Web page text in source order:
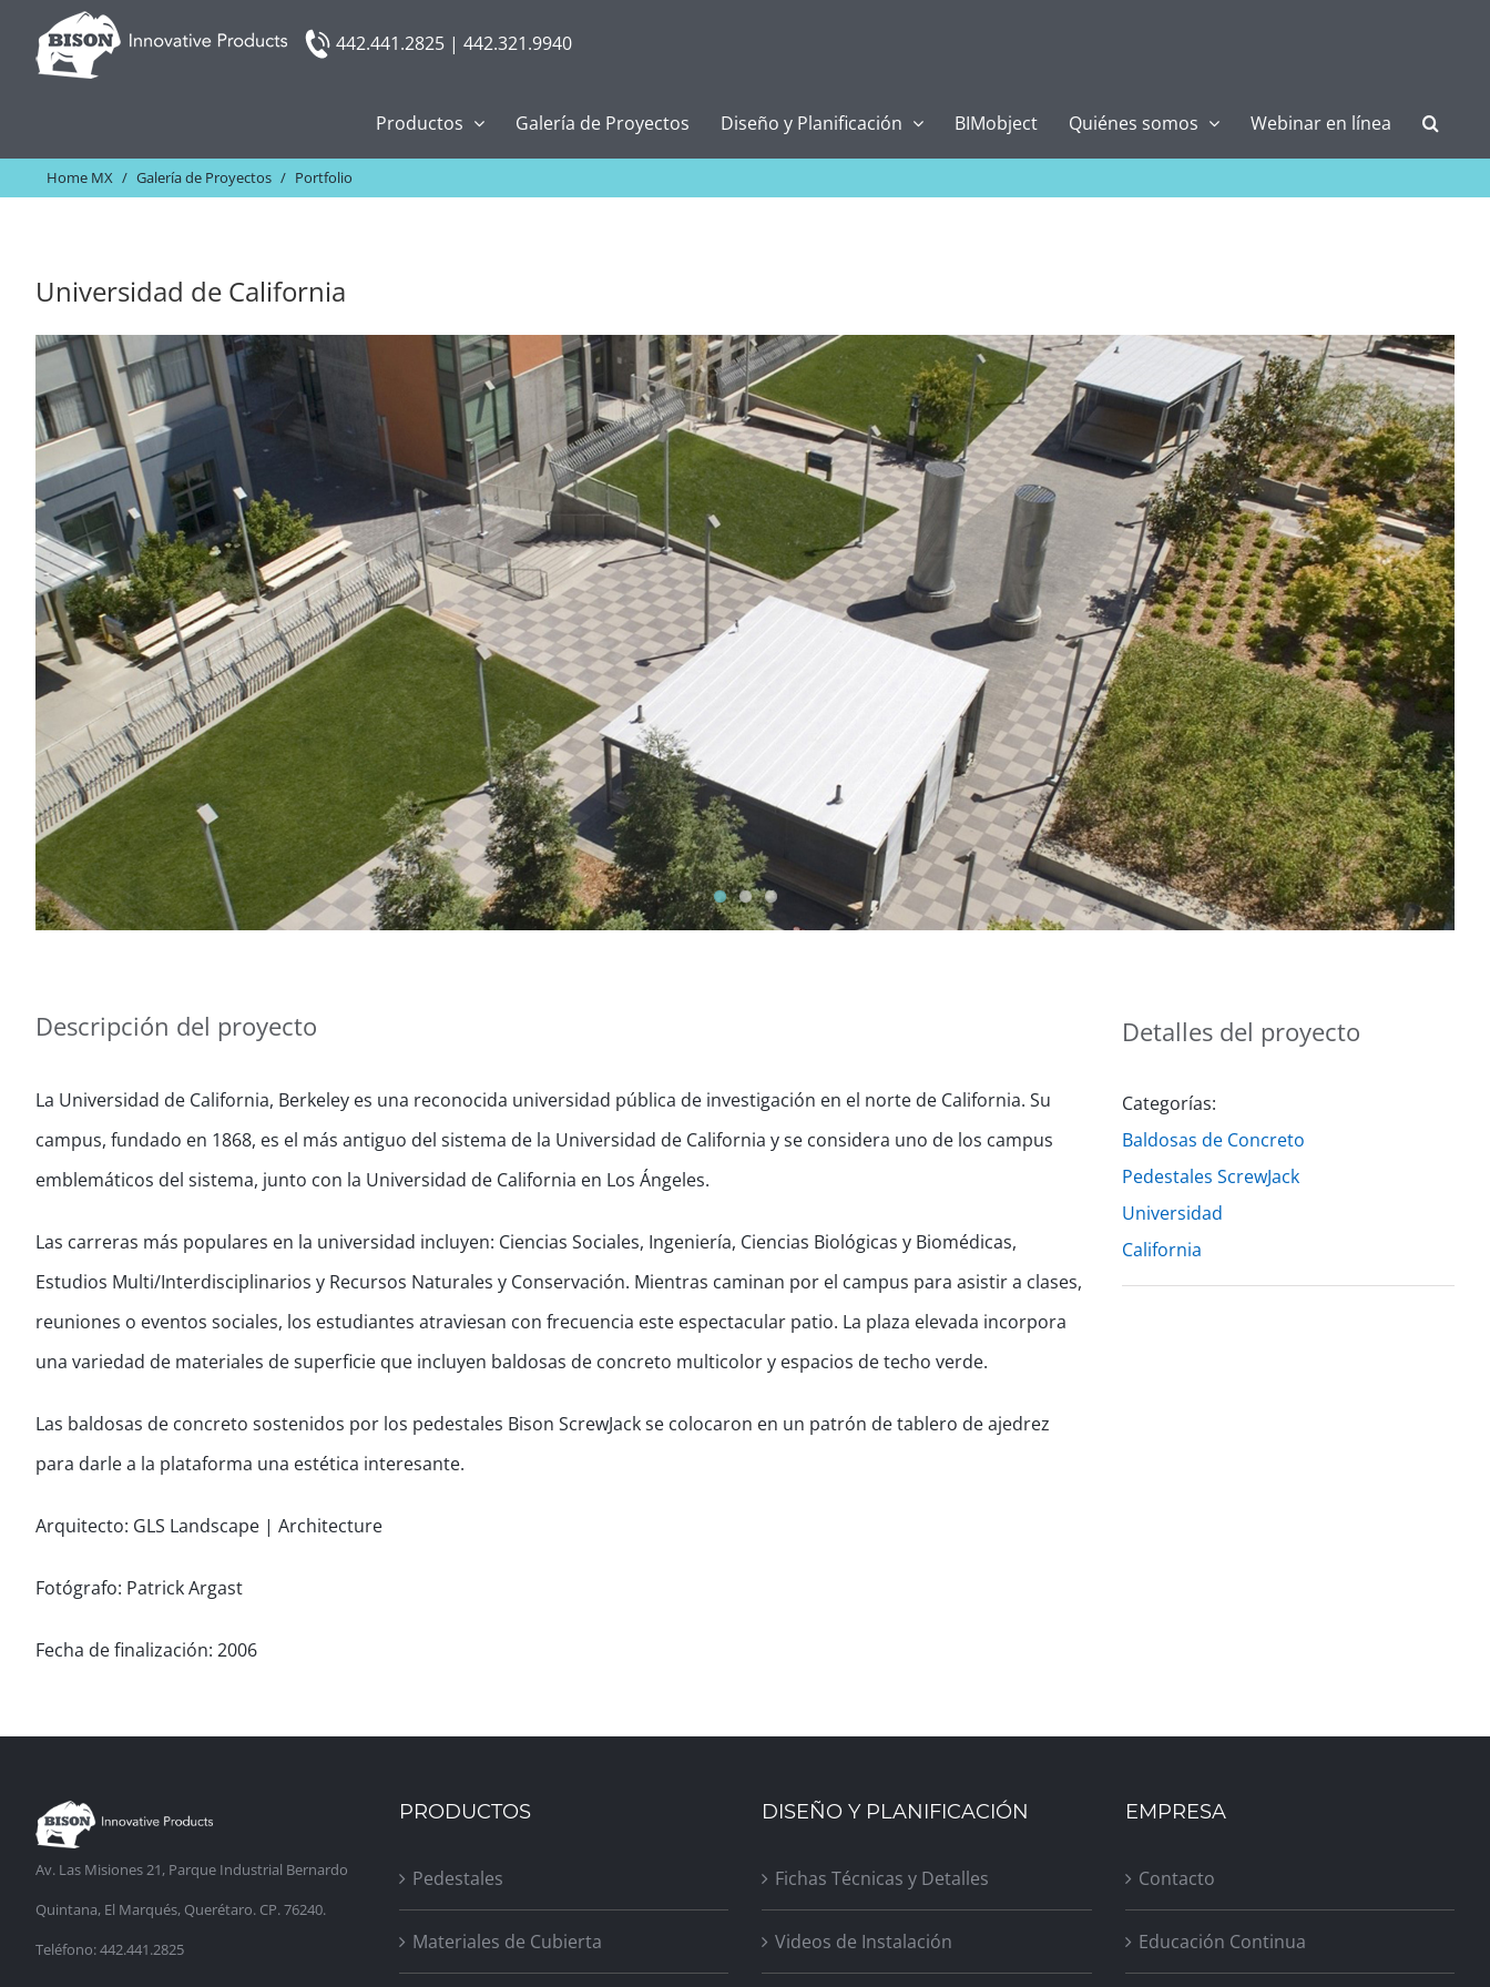
442.441.2825 | 442.321.9940
Productos Galería de Proyectos Diseño y Planificación BIMobject Quiénes somos Webinar en línea
Home MX / Galería de Proyectos / Portfolio
Universidad de California
Descripción del proyecto
La Universidad de California, Berkeley es una reconocida universidad pública de investigación en el norte de California. Su
campus, fundado en 1868, es el más antiguo del sistema de la Universidad de California y se considera uno de los campus
emblemáticos del sistema, junto con la Universidad de California en Los Ángeles.
Las carreras más populares en la universidad incluyen: Ciencias Sociales, Ingeniería, Ciencias Biológicas y Biomédicas,
Estudios Multi/Interdisciplinarios y Recursos Naturales y Conservación. Mientras caminan por el campus para asistir a clases,
reuniones o eventos sociales, los estudiantes atraviesan con frecuencia este espectacular patio. La plaza elevada incorpora
una variedad de materiales de superficie que incluyen baldosas de concreto multicolor y espacios de techo verde.
Las baldosas de concreto sostenidos por los pedestales Bison ScrewJack se colocaron en un patrón de tablero de ajedrez
para darle a la plataforma una estética interesante.
Arquitecto: GLS Landscape | Architecture
Fotógrafo: Patrick Argast
Fecha de finalización: 2006
Detalles del proyecto
Categorías:
Baldosas de Concreto
Pedestales ScrewJack
Universidad
California
Av. Las Misiones 21, Parque Industrial Bernardo
Quintana, El Marqués, Querétaro. CP. 76240.
Teléfono: 442.441.2825
PRODUCTOS
Pedestales
Materiales de Cubierta
DISEÑO Y PLANIFICACIÓN
Fichas Técnicas y Detalles
Videos de Instalación
EMPRESA
Contacto
Educación Continua